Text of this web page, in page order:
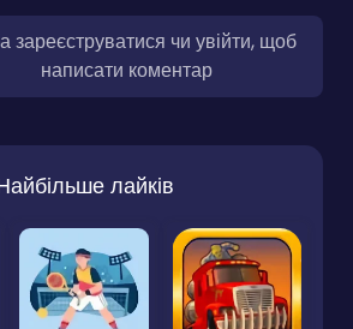
зареєструватися чи увійти, щоб
написати коментар
лайків